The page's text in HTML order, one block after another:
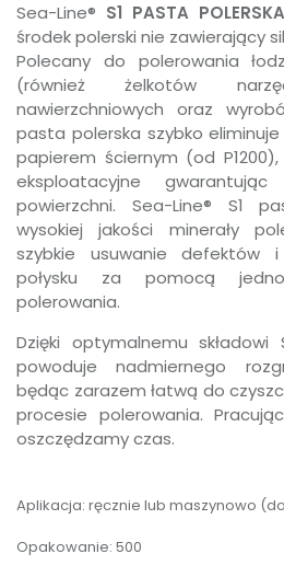
Sea-Line® S1 PASTA POLERSKA
środek polerski nie zawierający
Polecany do polerowania
(również żelkotów
nawierzchniowych oraz
pasta polerska szybko
papierem ściernym (od
eksploatacyjne
powierzchni. Sea-Line® S1
wysokiej jakości minerały
szybkie usuwanie defektów
połysku za pomocą
polerowania.
Dzięki optymalnemu
powoduje nadmiernego
będąc zarazem łatwą do
procesie polerowania.
oszczędzamy czas.
Aplikacja: ręcznie lub maszynowo
Opakowanie: 500